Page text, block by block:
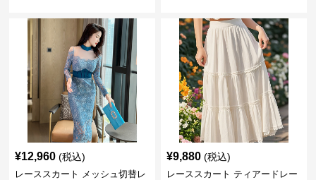
¥12,960 (税込)
レーススカート メッシュ切替レ
¥9,880 (税込)
レーススカート ティアードレー